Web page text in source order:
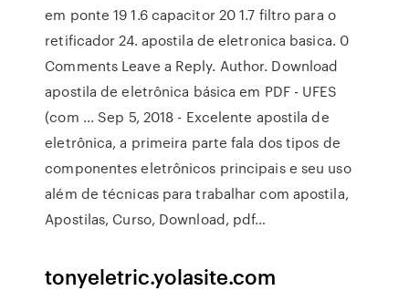
em ponte 19 1.6 capacitor 20 1.7 filtro para o
retificador 24. apostila de eletronica basica. 0
Comments Leave a Reply. Author. Download
apostila de eletrônica básica em PDF - UFES
(com ... Sep 5, 2018 - Excelente apostila de
eletrônica, a primeira parte fala dos tipos de
componentes eletrônicos principais e seu uso
além de técnicas para trabalhar com apostila,
Apostilas, Curso, Download, pdf…
tonyeletric.yolasite.com